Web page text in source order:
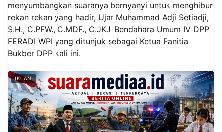
menyumbangkan suaranya bernyanyi untuk menghibur
rekan rekan yang hadir, Ujar Muhammad Adji Setiadji,
S.H., C.PFW., C.MDF., C.JKJ. Bendahara Umum IV DPP
FERADI WPI yang ditunjuk sebagai Ketua Panitia
Bukber DPP kali ini.
IKLAN